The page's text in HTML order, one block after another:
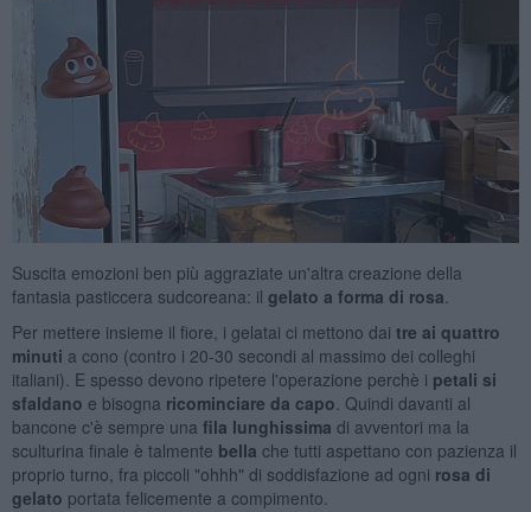
Suscita emozioni ben più aggraziate un'altra creazione della
fantasia pasticcera sudcoreana: il gelato a forma di rosa.
Per mettere insieme il fiore, i gelatai ci mettono dai tre ai quattro
minuti a cono (contro i 20-30 secondi al massimo dei colleghi
italiani). E spesso devono ripetere l'operazione perchè i petali si
sfaldano e bisogna ricominciare da capo. Quindi davanti al
bancone c'è sempre una fila lunghissima di avventori ma la
sculturina finale è talmente bella che tutti aspettano con pazienza il
proprio turno, fra piccoli "ohhh" di soddisfazione ad ogni rosa di
gelato portata felicemente a compimento.